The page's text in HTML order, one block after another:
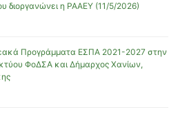
διοργανώνει η ΡΑΑΕΥ (11/5/2026)
Προγράμματα ΕΣΠΑ 2021-2027 στην
ΦοΔΣΑ και Δήμαρχος Χανίων,